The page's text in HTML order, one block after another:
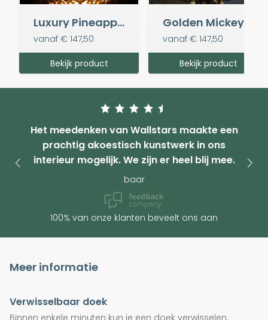
Luxury Pineapple
vanaf € 147,50
Bekijk product
Golden Mickey
vanaf € 147,50
Bekijk product
Het meedenken van Wallstars maakte een
prachtig akoestisch kunstwerk in ons
interieur mogelijk. We zijn er heel blij mee.
baar
100% van onze klanten beveelt ons aan
Meer informatie
Verwisselbaar doek